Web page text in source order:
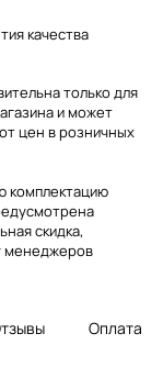
качества
только для
и может
цен в розничных
комплектацию
скидка,
менеджеров
Оплата